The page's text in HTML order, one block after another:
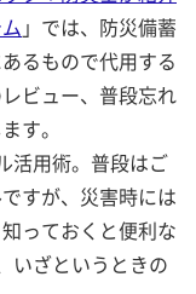
」では、防災備蓄
るもので代用する
ビュー、普段忘れ
す。
活用術。普段はご
すが、災害時には
っておくと便利な
いざというときの